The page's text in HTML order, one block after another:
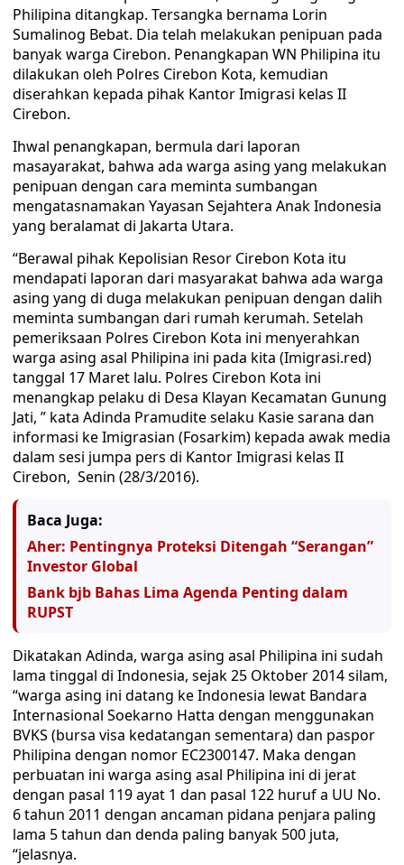
Philipina ditangkap. Tersangka bernama Lorin
Sumalinog Bebat. Dia telah melakukan penipuan pada
banyak warga Cirebon. Penangkapan WN Philipina itu
dilakukan oleh Polres Cirebon Kota, kemudian
diserahkan kepada pihak Kantor Imigrasi kelas II
Cirebon.
Ihwal penangkapan, bermula dari laporan
masayarakat, bahwa ada warga asing yang melakukan
penipuan dengan cara meminta sumbangan
mengatasnamakan Yayasan Sejahtera Anak Indonesia
yang beralamat di Jakarta Utara.
“Berawal pihak Kepolisian Resor Cirebon Kota itu
mendapati laporan dari masyarakat bahwa ada warga
asing yang di duga melakukan penipuan dengan dalih
meminta sumbangan dari rumah kerumah. Setelah
pemeriksaan Polres Cirebon Kota ini menyerahkan
warga asing asal Philipina ini pada kita (Imigrasi.red)
tanggal 17 Maret lalu. Polres Cirebon Kota ini
menangkap pelaku di Desa Klayan Kecamatan Gunung
Jati, ” kata Adinda Pramudite selaku Kasie sarana dan
informasi ke Imigrasian (Fosarkim) kepada awak media
dalam sesi jumpa pers di Kantor Imigrasi kelas II
Cirebon, Senin (28/3/2016).
Baca Juga:
Aher: Pentingnya Proteksi Ditengah “Serangan”
Investor Global
Bank bjb Bahas Lima Agenda Penting dalam
RUPST
Dikatakan Adinda, warga asing asal Philipina ini sudah
lama tinggal di Indonesia, sejak 25 Oktober 2014 silam,
“warga asing ini datang ke Indonesia lewat Bandara
Internasional Soekarno Hatta dengan menggunakan
BVKS (bursa visa kedatangan sementara) dan paspor
Philipina dengan nomor EC2300147. Maka dengan
perbuatan ini warga asing asal Philipina ini di jerat
dengan pasal 119 ayat 1 dan pasal 122 huruf a UU No.
6 tahun 2011 dengan ancaman pidana penjara paling
lama 5 tahun dan denda paling banyak 500 juta,
“jelasnya.